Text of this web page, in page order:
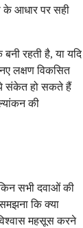
के आधार पर सही
रहती है, या यदि
लक्षण विकसित
ये संकेत हो सकते हैं
की
सभी दवाओं की
कि क्या
महसूस करने